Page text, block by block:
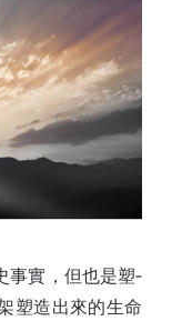
事實，但也是塑­
塑造出來的生命